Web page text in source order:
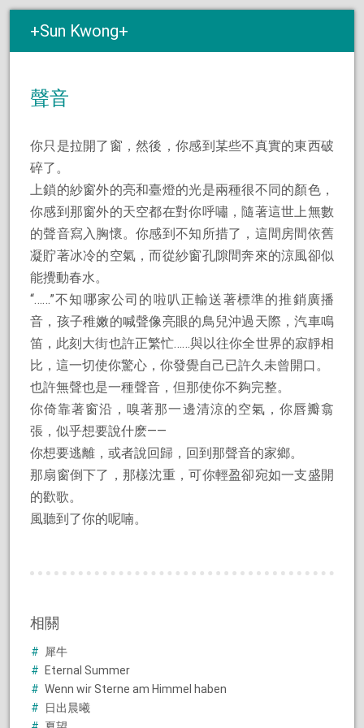
Sun Kwong
聲音
你只是拉開了窗，然後，你感到某些不真實的東西破
碎了。
上鎖的紗窗外的亮和臺燈的光是兩種很不同的顏色，
你感到那窗外的天空都在對你呼嘯，隨著這世上無數
的聲音寫入胸懷。你感到不知所措了，這間房間依舊
凝貯著冰冷的空氣，而從紗窗孔隙間奔來的涼風卻似
能攪動春水。
“……”不知哪家公司的啦叭正輸送著標準的推銷廣播
音，孩子稚嫩的喊聲像亮眼的鳥兒沖過天際，汽車鳴
笛，此刻大街也許正繁忙……與以往你全世界的寂靜相
比，這一切使你驚心，你發覺自己已許久未曾開口。
也許無聲也是一種聲音，但那使你不夠完整。
你倚靠著窗沿，嗅著那一邊清涼的空氣，你唇瓣翕
張，似乎想要說什麽——
你想要逃離，或者說回歸，回到那聲音的家鄉。
那扇窗倒下了，那樣沈重，可你輕盈卻宛如一支盛開
的歡歌。
風聽到了你的呢喃。
相關
犀牛
Eternal Summer
Wenn wir Sterne am Himmel haben
日出晨曦